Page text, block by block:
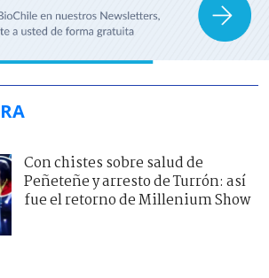
Con chistes sobre salud de
Peñeteñe y arresto de Turrón: así
fue el retorno de Millenium Show